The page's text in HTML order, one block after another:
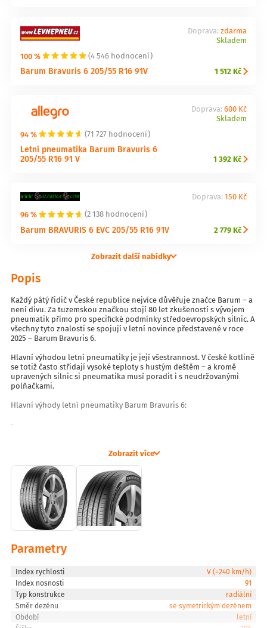
100 % (4 546 hodnocení)
Barum Bravuris 6 205/55 R16 91V
Doprava: zdarma
Skladem
1 512 Kč
94 % (71 727 hodnocení)
Letní pneumatika Barum Bravuris 6
205/55 R16 91 V
Doprava: 600 Kč
Skladem
1 392 Kč
96 % (2 138 hodnocení)
Barum BRAVURIS 6 EVC 205/55 R16 91V
Doprava: 150 Kč
2 779 Kč
Zobrazit další nabídky
Popis
Každý pátý řidič v České republice nejvíce důvěřuje značce Barum – a
není divu. Za tuzemskou značkou stojí 80 let zkušeností s vývojem
pneumatik přímo pro specifické podmínky středoevropských silnic. A
všechny tyto znalosti se spojují v letní novince představené v roce
2025 – Barum Bravuris 6.
Hlavní výhodou letní pneumatiky je její všestrannost. V české kotlině
se totiž často střídají vysoké teploty s hustým deštěm – a kromě
upravených silnic si pneumatika musí poradit i s neudržovanými
polňačkami.
Hlavní výhody letní pneumatiky Barum Bravuris 6:
-
Výrazně vyšší kilometrový nájezd oproti předchozí generaci
Nižší spotřeba paliva díky optimalizované konstrukci
Spolehlivý výkon za každého počasí a na všech typech povrchů
Navržena i pro potřeby elektromobilů a hybridů
Optimalizovaná síť drážek pro větší kontaktní plochu
Nově navržený vzorek pneumatiky zajišťuje okamžitý odvod vody i při
Zobrazit více
Parametry
Index rychlosti
V (=240 km/h)
Index nosnosti
91
Typ konstrukce
radiální
Směr dezénu
se symetrickým dezénem
Období
letní